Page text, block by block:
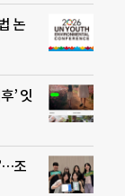
논
’ 잇
조